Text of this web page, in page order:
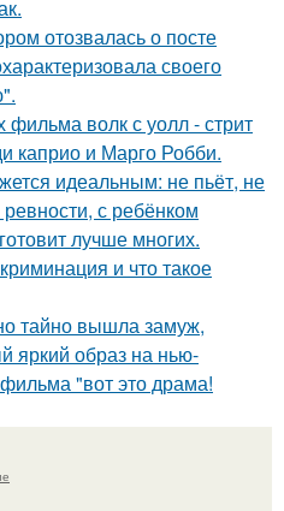
отозвалась о посте
своего
фильма волк с уолл - стрит
каприо и Марго Робби.
идеальным: не пьёт, не
с ребёнком
лучше многих.
и что такое
тайно вышла замуж,
яркий образ на нью-
"вот это драма!